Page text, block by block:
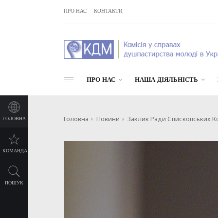
ПРО НАС КОНТАКТИ
ПРО НАС НАША ДІЯЛЬНІСТЬ
ГОЛОВНА
КОМАНДА
ПОШУК
Головна Новини Заклик Ради Єпископських